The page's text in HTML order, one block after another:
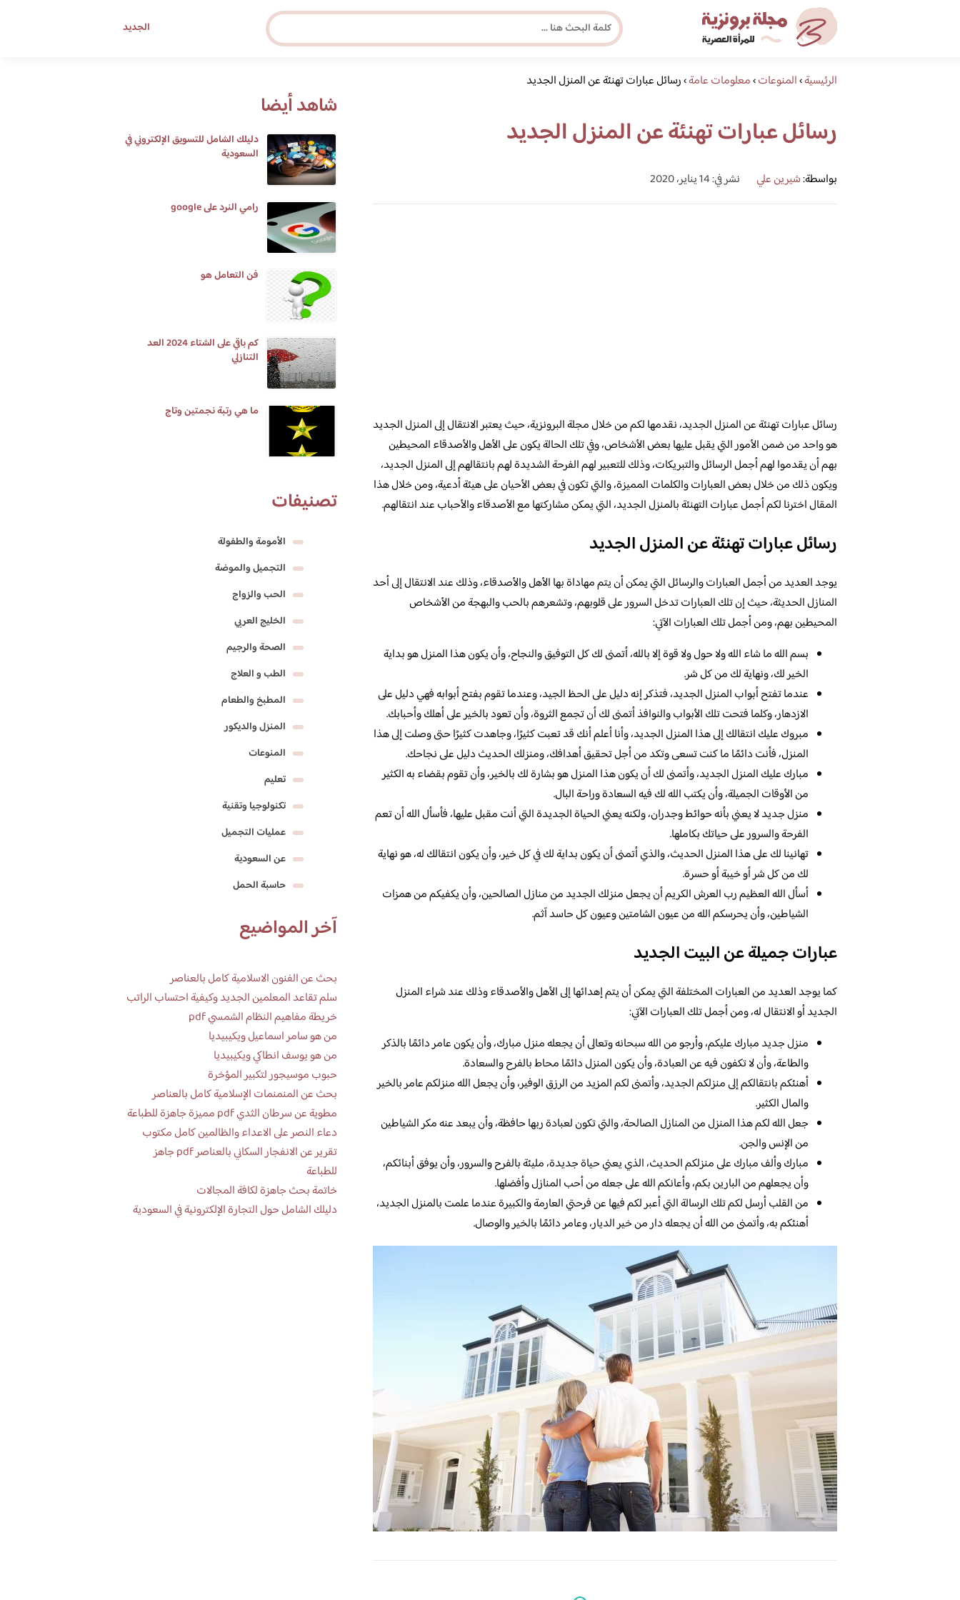
الجديد
مجلة برونزية للفتاة العصرية
ابحث عن أي موضوع يهمك
الرئيسية›المنوعات›معلومات عامة›رسائل عبارات تهنئة عن المنزل الجديد
رسائل عبارات تهنئة عن المنزل الجديد
بواسطة:شيرين علي نشر في: 14 يناير، 2020
رسائل عبارات تهنئة عن المنزل الجديد، نقدمها لكم من خلال مجلة البرونزية، حيث يعتبر الانتقال إلى المنزل الجديد
هو واحد من ضمن الأمور التي يقبل عليها بعض الأشخاص، وفي تلك الحالة يكون على الأهل والأصدقاء المحيطين
بهم أن يقدموا لهم أجمل الرسائل والتبريكات، وذلك للتعبير لهم الفرحة الشديدة لهم بانتقالهم إلى المنزل الجديد،
ويكون ذلك من خلال بعض العبارات والكلمات المميزة، والتي تكون في بعض الأحيان على هيئة أدعية، ومن خلال هذا
المقال اخترنا لكم أجمل عبارات التهنئة بالمنزل الجديد، التي يمكن مشاركتها مع الأصدقاء والأحباب عند انتقالهم.
رسائل عبارات تهنئة عن المنزل الجديد
يوجد العديد من أجمل العبارات والرسائل التي يمكن أن يتم مهاداة بها الأهل والأصدقاء، وذلك عند الانتقال إلى أحد
المنازل الحديثة، حيث إن تلك العبارات تدخل السرور على قلوبهم، وتشعرهم بالحب والبهجة من الأشخاص
المحيطين بهم، ومن أجمل تلك العبارات الآتي:
بسم الله ما شاء الله ولا حول ولا قوة إلا بالله، أتمنى لك كل التوفيق والنجاح، وأن يكون هذا المنزل هو بداية
الخير لك، ونهاية لك من كل شر.
عندما تفتح أبواب المنزل الجديد، فتذكر إنه دليل على الحظ الجيد، وعندما تقوم بفتح أبوابه فهي دليل على
الازدهار، وكلما فتحت تلك الأبواب والنوافذ أتمنى لك أن تجمع الثروة، وأن تعود بالخير على أهلك وأحبابك.
مبروك عليك انتقالك إلى هذا المنزل الجديد، وأنا أعلم أنك قد تعبت كثيرًا، وجاهدت كثيرًا حتى وصلت إلى هذا
المنزل، فأنت دائمًا ما كنت تسعى وتكد من أجل تحقيق أهدافك، ومنزلك الحديث دليل على نجاحك.
مبارك عليك المنزل الجديد، وأتمنى لك أن يكون هذا المنزل هو بشارة لك بالخير، وأن تقوم بقضاء به الكثير
من الأوقات الجميلة، وأن يكتب الله لك فيه السعادة وراحة البال.
منزل جديد لا يعني بأنه حوائط وجدران، ولكنه يعني الحياة الجديدة التي أنت مقبل عليها، فأسأل الله أن تعم
الفرحة والسرور على حياتك بكاملها.
تهانينا لك على هذا المنزل الحديث، والذي أتمنى أن يكون بداية لك في كل خير، وأن يكون انتقالك له، هو نهاية
لك من كل شر أو خيبة أو حسرة.
أسأل الله العظيم رب العرش الكريم أن يجعل منزلك الجديد من منازل الصالحين، وأن يكفيكم من همزات
الشياطين، وأن يحرسكم الله من عيون الشامتين وعيون كل حاسد آثم.
عبارات جميلة عن البيت الجديد
كما يوجد العديد من العبارات المختلفة التي يمكن أن يتم إهدائها إلى الأهل والأصدقاء وذلك عند شراء المنزل
الجديد أو الانتقال له، ومن أجمل تلك العبارات الآتي:
منزل جديد مبارك عليكم، وأرجو من الله سبحانه وتعالى أن يجعله منزل مبارك، وأن يكون عامر دائمًا بالذكر
والطاعة، وأن لا تكفون فيه عن العبادة، وأن يكون المنزل دائمًا محاط بالفرح والسعادة.
أهنئكم بانتقالكم إلى منزلكم الجديد، وأتمنى لكم المزيد من الرزق الوفير، وأن يجعل الله منزلكم عامر بالخير
والمال الكثير.
جعل الله لكم هذا المنزل من المنازل الصالحة، والتي تكون لعبادة ربها حافظة، وأن يبعد عنه مكر الشياطين
من الإنس والجن.
مبارك وألف مبارك على منزلكم الحديث، الذي يعني حياة جديدة، مليئة بالفرح والسرور، وأن يوفق أبنائكم،
وأن يجعلهم من البارين بكم، وأعانكم الله على جعله من أحب المنازل وأفضلها.
من القلب أرسل لكم تلك الرسالة التي أعبر لكم فيها عن فرحتي العارمة والكبيرة عندما علمت بالمنزل الجديد،
أهنئكم به، وأتمنى من الله أن يجعله دار من خير الديار، وعامر دائمًا بالخير والوصال.
شاهد أيضا
دليلك الشامل للتسويق الإلكتروني في
السعودية
رامي النرد على google
فن التعامل هو
كم باقي على الشتاء 2024 العد
التنازلي
ما هي رتبة نجمتين وتاج
تصنيفات
الأمومة والطفولة
التجميل والموضة
الحب والزواج
الخليج العربي
الصحة والرجيم
الطب و العلاج
المطبخ والطعام
المنزل والديكور
المنوعات
تعليم
تكنولوجيا وتقنية
عمليات التجميل
عن السعودية
حاسبة الحمل
آخر المواضيع
بحث عن الفنون الاسلامية كامل بالعناصر
سلم تقاعد المعلمين الجديد وكيفية احتساب الراتب
خريطة مفاهيم النظام الشمسي pdf
من هو سامر اسماعيل ويكيبيديا
من هو يوسف انطاكي ويكيبيديا
حبوب موسيجور لتكبير المؤخرة
بحث عن المنمنمات الإسلامية كامل بالعناصر
مطوية عن سرطان الثدي pdf مميزة جاهزة للطباعة
دعاء النصر على الاعداء والظالمين كامل مكتوب
تقرير عن الانفجار السكاني بالعناصر pdf جاهز
للطباعة
خاتمة بحث جاهزة لكافة المجالات
دليلك الشامل حول التجارة الإلكترونية في السعودية